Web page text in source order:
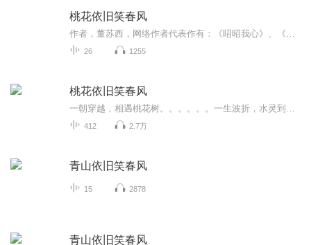
桃花依旧笑春风
26 1255
桃花依旧笑春风
412 2.7万
青山依旧笑春风
15 2878
青山依旧笑春风